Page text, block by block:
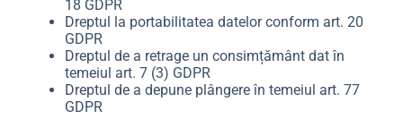
18 GDPR
Dreptul la portabilitatea datelor conform art. 20
GDPR
Dreptul de a retrage un consimțământ dat în
temeiul art. 7 (3) GDPR
Dreptul de a depune plângere în temeiul art. 77
GDPR